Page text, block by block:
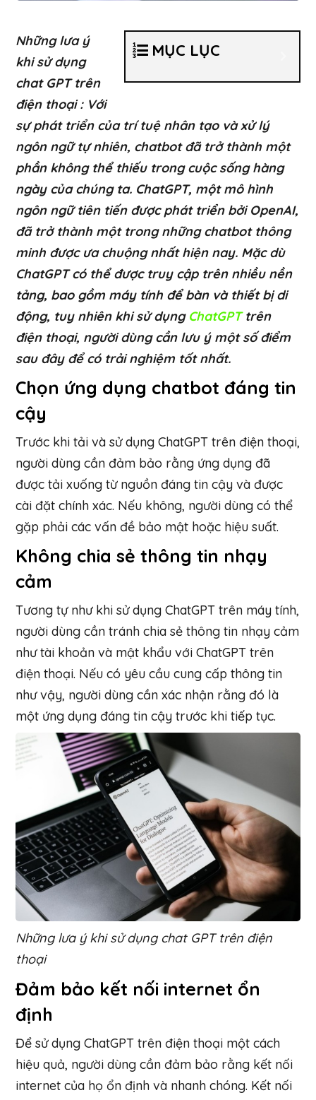
MỤC LỤC
Những lưa ý
khi sử dụng
chat GPT trên
điện thoại : Với
sự phát triển của trí tuệ nhân tạo và xử lý
ngôn ngữ tự nhiên, chatbot đã trở thành một
phần không thể thiếu trong cuộc sống hàng
ngày của chúng ta. ChatGPT, một mô hình
ngôn ngữ tiên tiến được phát triển bởi OpenAI,
đã trở thành một trong những chatbot thông
minh được ưa chuộng nhất hiện nay. Mặc dù
ChatGPT có thể được truy cập trên nhiều nền
tảng, bao gồm máy tính để bàn và thiết bị di
động, tuy nhiên khi sử dụng ChatGPTtrên
điện thoại, người dùng cần lưu ý một số điểm
sau đây để có trải nghiệm tốt nhất.
Chọn ứng dụng chatbot đáng tin
cậy
Trước khi tải và sử dụng ChatGPT trên điện thoại,
người dùng cần đảm bảo rằng ứng dụng đã
được tải xuống từ nguồn đáng tin cậy và được
cài đặt chính xác. Nếu không, người dùng có thể
gặp phải các vấn đề bảo mật hoặc hiệu suất.
Không chia sẻ thông tin nhạy
cảm
Tương tự như khi sử dụng ChatGPT trên máy tính,
người dùng cần tránh chia sẻ thông tin nhạy cảm
như tài khoản và mật khẩu với ChatGPT trên
điện thoại. Nếu có yêu cầu cung cấp thông tin
như vậy, người dùng cần xác nhận rằng đó là
một ứng dụng đáng tin cậy trước khi tiếp tục.
Những lưa ý khi sử dụng chat GPT trên điện
thoại
Đảm bảo kết nối internet ổn
định
Để sử dụng ChatGPT trên điện thoại một cách
hiệu quả, người dùng cần đảm bảo rằng kết nối
internet của họ ổn định và nhanh chóng. Kết nối